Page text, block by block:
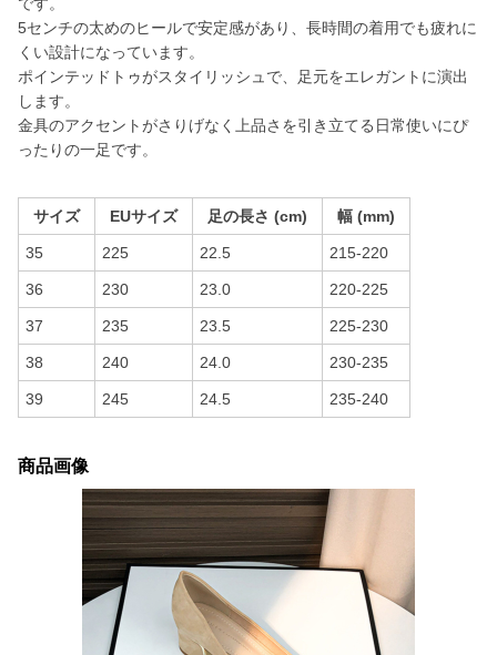
5センチの太めのヒールで安定感があり、長時間の着用でも疲れに
くい設計になっています。
ポインテッドトゥがスタイリッシュで、足元をエレガントに演出
します。
金具のアクセントがさりげなく上品さを引き立てる日常使いにぴ
ったりの一足です。
サイズ EUサイズ 足の長さ (cm) 幅 (mm)
35 225 22.5 215-220
36 230 23.0 220-225
37 235 23.5 225-230
38 240 24.0 230-235
39 245 24.5 235-240
商品画像